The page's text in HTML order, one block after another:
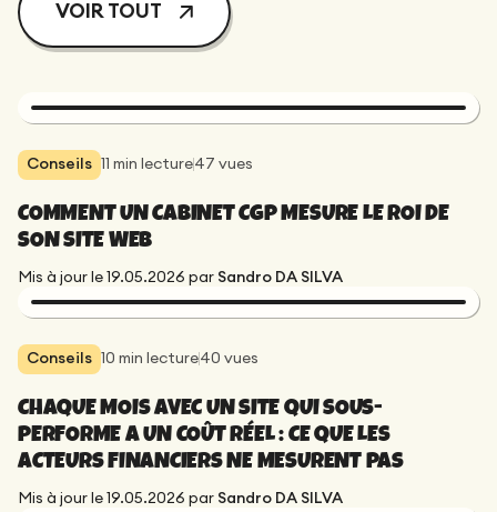
VOIR TOUT
Conseils min lecture47 vues
COMMENT UN CABINET CGP MESURE LE ROI DE
SON SITE WEB
Mis à jour le 19.05.2026 par Sandro DA SILVA
Conseils 10 min lecture40 vues
CHAQUE MOIS AVEC UN SITE QUI SOUS-
PERFORME A UN COÛT RÉEL : CE QUE LES
ACTEURS FINANCIERS NE MESURENT PAS
Mis à jour le 19.05.2026 par Sandro DA SILVA